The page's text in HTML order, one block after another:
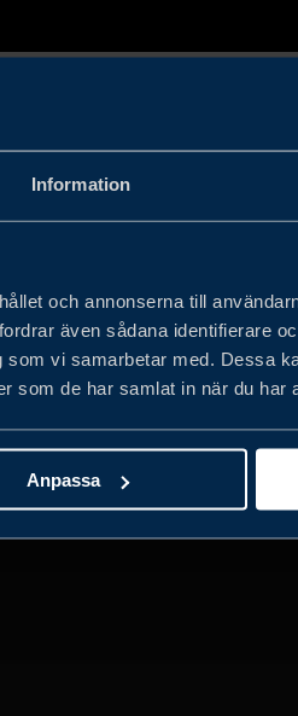
Information
och annonserna till
även sådana identifierare
vi samarbetar med. Dessa
som de har samlat in när du har
Anpassa
TRANSPORT